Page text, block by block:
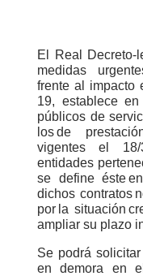
El Real Decreto-
medidas
frente al impacto
19, establece
públicos de
los de
vigentes el 18/
entidades
se define éste
dichos contratos
por la situación
ampliar su plazo
Se podrá
en demora en